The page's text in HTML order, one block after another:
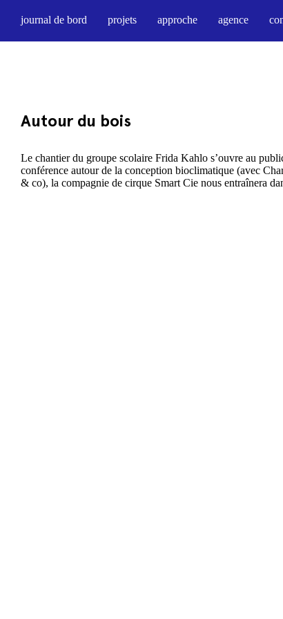
journal de bord projets approche agence
Autour du bois
Le chantier du groupe scolaire Frida Kahlo s’ouvre au
conférence autour de la conception bioclimatique (avec
& co), la compagnie de cirque Smart Cie nous entraînera